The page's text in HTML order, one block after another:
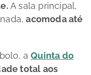
A sala principal,
acomoda até
aQuinta do
total aos